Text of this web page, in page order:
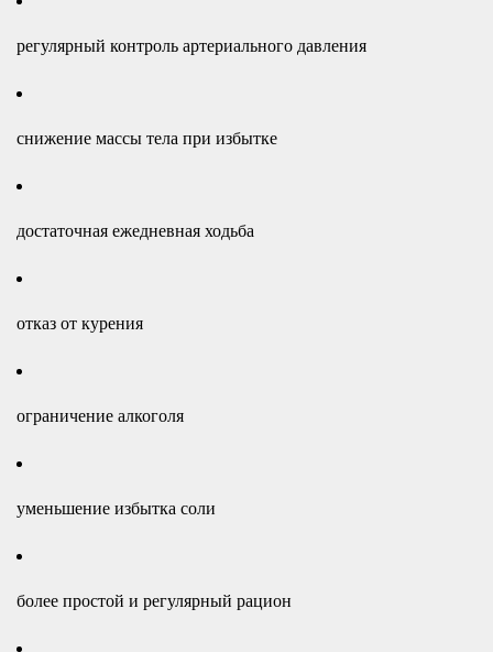
регулярный контроль артериального давления
снижение массы тела при избытке
достаточная ежедневная ходьба
отказ от курения
ограничение алкоголя
уменьшение избытка соли
более простой и регулярный рацион